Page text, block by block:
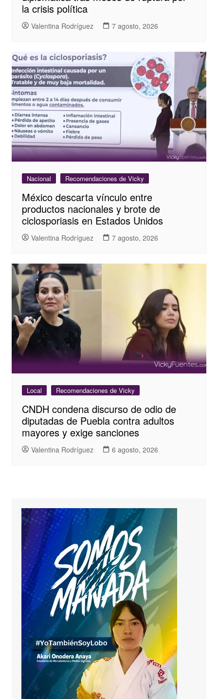
la crisis política
Valentina Rodríguez 7 agosto, 2026
Nacional Recomendaciones de Vicky
México descarta vínculo entre
productos nacionales y brote de
ciclosporiasis en Estados Unidos
Valentina Rodríguez 7 agosto, 2026
Local Recomendaciones de Vicky
CNDH condena discurso de odio de
diputadas de Puebla contra adultos
mayores y exige sanciones
Valentina Rodríguez 6 agosto, 2026